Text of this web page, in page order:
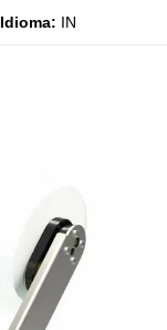
Idioma: IN